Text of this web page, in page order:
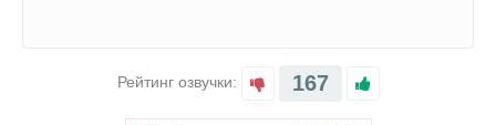
Рейтинг озвучки: 167